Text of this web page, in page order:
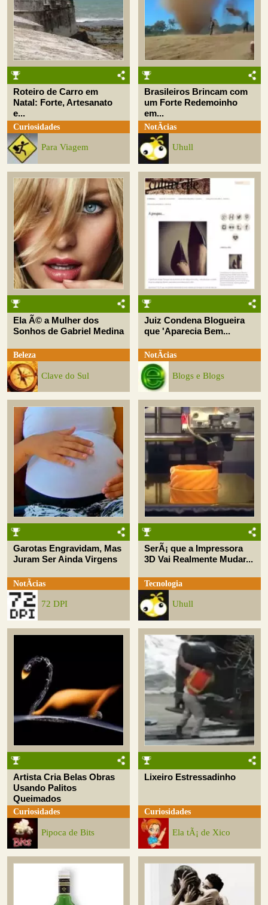
Roteiro de Carro em
Natal: Forte, Artesanato
e...
Curiosidades
Para Viagem
Brasileiros Brincam com
um Forte Redemoinho
em...
NotÃ­cias
Uhull
Ela Ã© a Mulher dos
Sonhos de Gabriel Medina
Beleza
Clave do Sul
Juiz Condena Blogueira
que 'Aparecia Bem...
NotÃ­cias
Blogs e Blogs
Garotas Engravidam, Mas
Juram Ser Ainda Virgens
NotÃ­cias
72 DPI
SerÃ¡ que a Impressora
3D Vai Realmente Mudar...
Tecnologia
Uhull
Artista Cria Belas Obras
Usando Palitos
Queimados
Curiosidades
Pipoca de Bits
Lixeiro Estressadinho
Curiosidades
Ela tÃ¡ de Xico